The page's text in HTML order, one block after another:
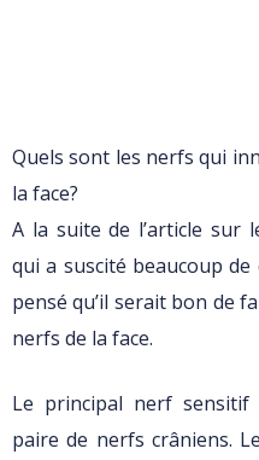
Quels sont les nerfs qui
la face?
A la suite de l’article sur
qui a suscité beaucoup de
pensé qu’il serait bon de
nerfs de la face.
Le principal nerf sensitif
paire de nerfs crâniens.